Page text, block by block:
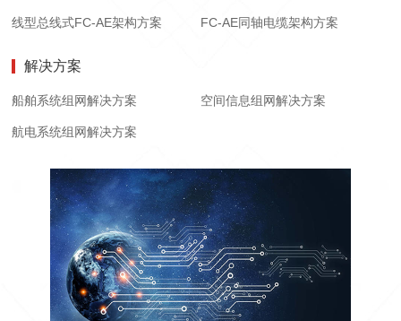
线型总线式FC-AE架构方案 FC-AE同轴电缆架构方案
解决方案
船舶系统组网解决方案 空间信息组网解决方案
航电系统组网解决方案